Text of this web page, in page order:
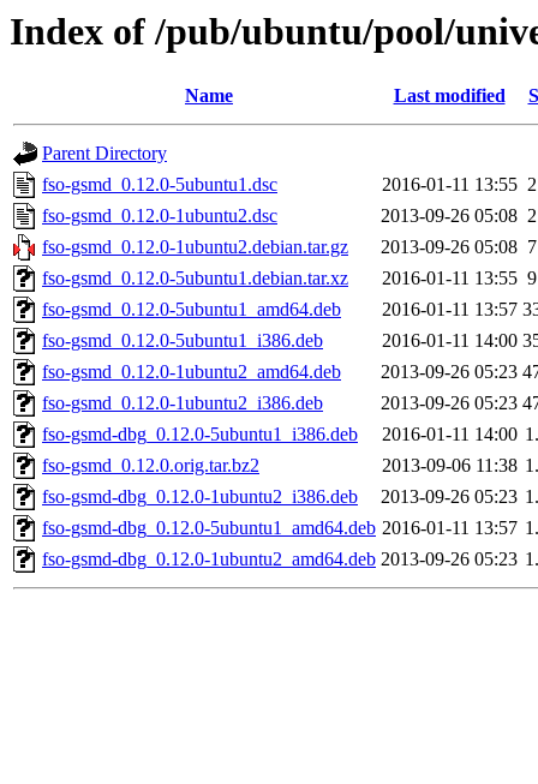
Index of /pub/ubuntu/pool/
Name Last modified
Parent Directory
fso-gsmd_0.12.0-5ubuntu1.dsc
2016-01-11 13:55
fso-gsmd_0.12.0-1ubuntu2.dsc
2013-09-26 05:08
fso-gsmd_0.12.0-1ubuntu2.debian.tar.gz
2013-09-26 05:08
fso-gsmd_0.12.0-5ubuntu1.debian.tar.xz
2016-01-11 13:55
fso-gsmd_0.12.0-5ubuntu1_amd64.deb
2016-01-11 13:57
fso-gsmd_0.12.0-5ubuntu1_i386.deb
2016-01-11 14:00
fso-gsmd_0.12.0-1ubuntu2_amd64.deb
2013-09-26 05:23
fso-gsmd_0.12.0-1ubuntu2_i386.deb
2013-09-26 05:23
fso-gsmd-dbg_0.12.0-5ubuntu1_i386.deb
2016-01-11 14:00
fso-gsmd_0.12.0.orig.tar.bz2
2013-09-06 11:38
fso-gsmd-dbg_0.12.0-1ubuntu2_i386.deb
2013-09-26 05:23
fso-gsmd-dbg_0.12.0-5ubuntu1_amd64.deb 2016-01-11 13:57
fso-gsmd-dbg_0.12.0-1ubuntu2_amd64.deb 2013-09-26 05:23